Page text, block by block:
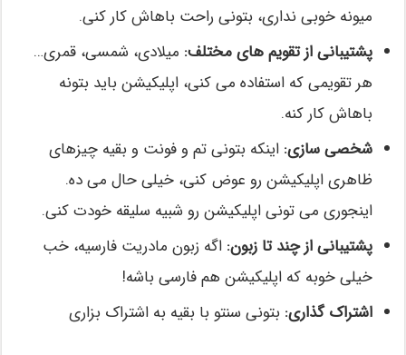
میونه خوبی نداری، بتونی راحت باهاش کار کنی.
پشتیبانی از تقویم های مختلف: میلادی، شمسی، قمری…
هر تقویمی که استفاده می کنی، اپلیکیشن باید بتونه
باهاش کار کنه.
شخصی سازی: اینکه بتونی تم و فونت و بقیه چیزهای
ظاهری اپلیکیشن رو عوض کنی، خیلی حال می ده.
اینجوری می تونی اپلیکیشن رو شبیه سلیقه خودت کنی.
پشتیبانی از چند تا زبون: اگه زبون مادریت فارسیه، خب
خیلی خوبه که اپلیکیشن هم فارسی باشه!
اشتراک گذاری: بتونی سنتو با بقیه به اشتراک بزاری